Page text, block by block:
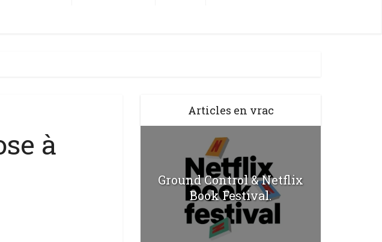
à
Articles en vrac
Ground Control & Netflix
Book Festival.